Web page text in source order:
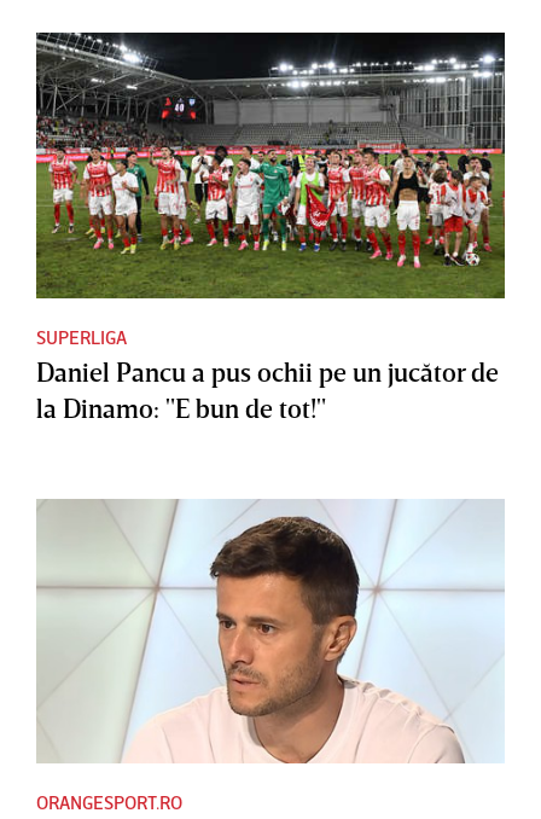
SUPERLIGA
Daniel Pancu a pus ochii pe un jucător de
la Dinamo: "E bun de tot!"
ORANGESPORT.RO